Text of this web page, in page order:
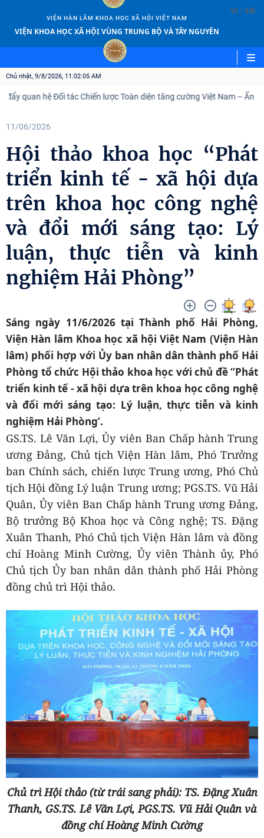
VIỆN HÀN LÂM KHOA HỌC XÃ HỘI VIỆT NAM
VIỆN KHOA HỌC XÃ HỘI VÙNG TRUNG BỘ VÀ TÂY NGUYÊN
VI | EN
Chủ nhật, 9/8/2026, 11:02:07 AM
tác Chiến lược Toàn diện tăng cường Việt Nam – Ấn Độ
11/06/2026
Hội thảo khoa học “Phát
triển kinh tế - xã hội dựa
trên khoa học công nghệ
và đổi mới sáng tạo: Lý
luận, thực tiễn và kinh
nghiệm Hải Phòng”
Sáng ngày 11/6/2026 tại Thành phố Hải Phòng,
Viện Hàn lâm Khoa học xã hội Việt Nam (Viện Hàn
lâm) phối hợp với Ủy ban nhân dân thành phố Hải
Phòng tổ chức Hội thảo khoa học với chủ đề “Phát
triển kinh tế - xã hội dựa trên khoa học công nghệ
và đổi mới sáng tạo: Lý luận, thực tiễn và kinh
nghiệm Hải Phòng’.
GS.TS. Lê Văn Lợi, Ủy viên Ban Chấp hành Trung
ương Đảng, Chủ tịch Viện Hàn lâm, Phó Trưởng
ban Chính sách, chiến lược Trung ương, Phó Chủ
tịch Hội đồng Lý luận Trung ương; PGS.TS. Vũ Hải
Quân, Ủy viên Ban Chấp hành Trung ương Đảng,
Bộ trưởng Bộ Khoa học và Công nghệ; TS. Đặng
Xuân Thanh, Phó Chủ tịch Viện Hàn lâm và đồng
chí Hoàng Minh Cường, Ủy viên Thành ủy, Phó
Chủ tịch Ủy ban nhân dân thành phố Hải Phòng
đồng chủ trì Hội thảo.
Chủ trì Hội thảo (từ trái sang phải): TS. Đặng Xuân
Thanh, GS.TS. Lê Văn Lợi, PGS.TS. Vũ Hải Quân và
đồng chí Hoàng Minh Cường